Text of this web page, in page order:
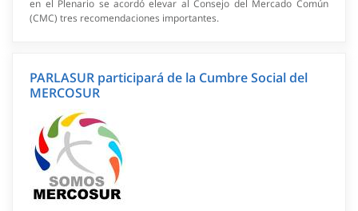
en el Plenario se acordó elevar al Consejo del Mercado Común
(CMC) tres recomendaciones importantes.
PARLASUR participará de la Cumbre Social del
MERCOSUR